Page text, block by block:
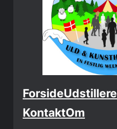
ForsideUdstillere
KontaktOm